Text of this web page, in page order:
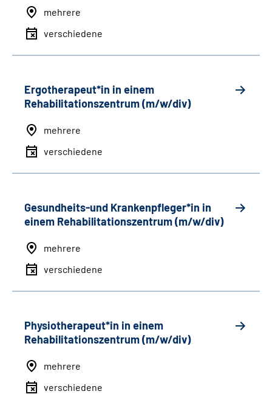
mehrere
verschiedene
Ergotherapeut*in in einem
Rehabilitationszentrum (m/w/div)
mehrere
verschiedene
Gesundheits-und Krankenpfleger*in in
einem Rehabilitationszentrum (m/w/div)
mehrere
verschiedene
Physiotherapeut*in in einem
Rehabilitationszentrum (m/w/div)
mehrere
verschiedene